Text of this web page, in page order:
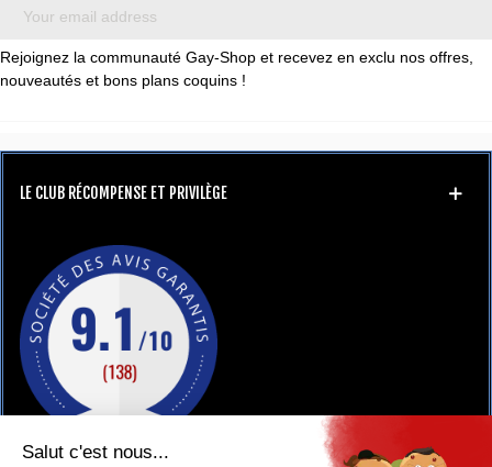
Rejoignez la communauté Gay-Shop et recevez en exclu nos offres,
nouveautés et bons plans coquins !
LE CLUB RÉCOMPENSE ET PRIVILÈGE